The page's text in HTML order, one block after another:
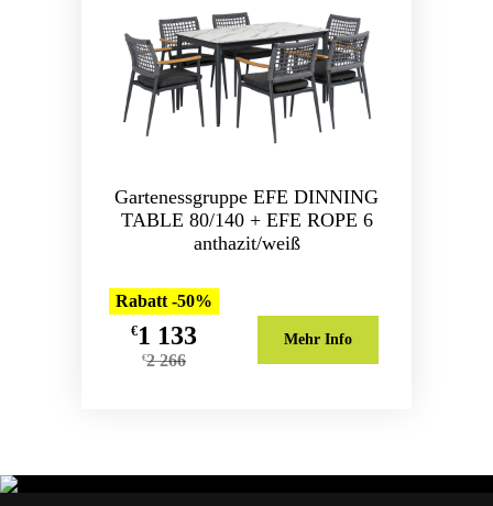
Gartenessgruppe EFE DINNING
TABLE 80/140 + EFE ROPE 6
anthazit/weiß
Rabatt -50%
€1 133
€2 266
Mehr Info